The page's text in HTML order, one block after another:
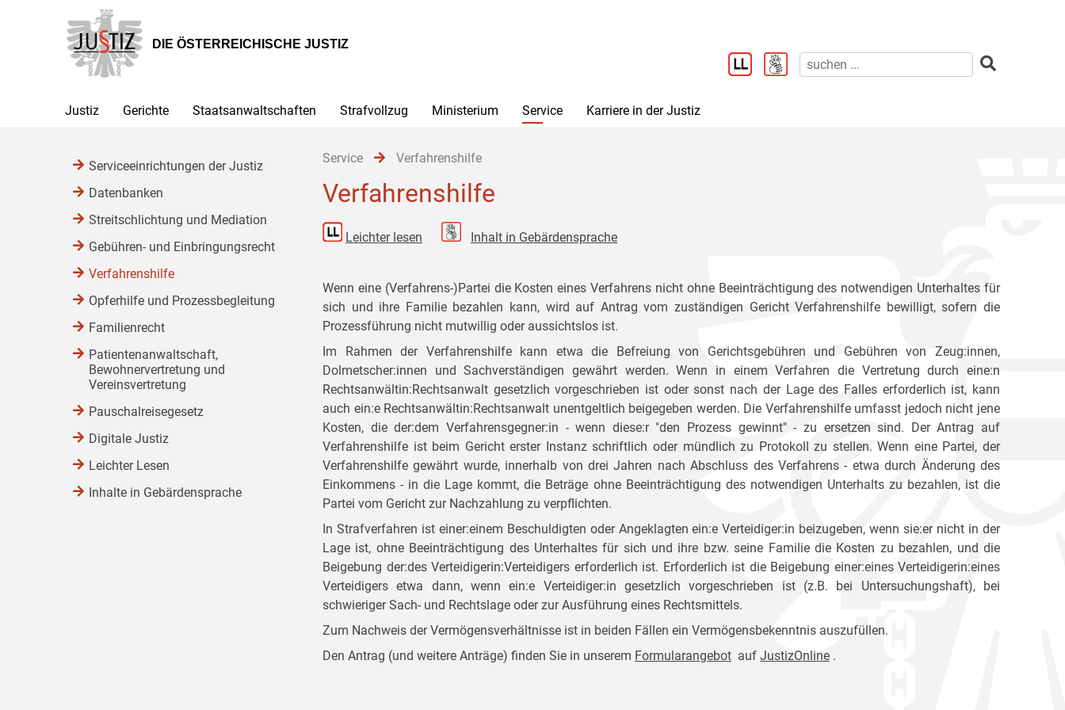
Hauptnavigation
[1]
Inhalt
[2]
Untermenü
[3]
DIE ÖSTERREICHISCHE JUSTIZ
Justiz Gerichte Staatsanwaltschaften Strafvollzug Ministerium Service Karriere in der Justiz
Service Verfahrenshilfe
Verfahrenshilfe
Leichter lesen Inhalt in Gebärdensprache
Wenn eine (Verfahrens-)Partei die Kosten eines Verfahrens nicht ohne Beeinträchtigung des notwendigen Unterhaltes für
sich und ihre Familie bezahlen kann, wird auf Antrag vom zuständigen Gericht Verfahrenshilfe bewilligt, sofern die
Prozessführung nicht mutwillig oder aussichtslos ist.
Im Rahmen der Verfahrenshilfe kann etwa die Befreiung von Gerichtsgebühren und Gebühren von Zeug:innen,
Dolmetscher:innen und Sachverständigen gewährt werden. Wenn in einem Verfahren die Vertretung durch eine:n
Rechtsanwältin:Rechtsanwalt gesetzlich vorgeschrieben ist oder sonst nach der Lage des Falles erforderlich ist, kann
auch ein:e Rechtsanwältin:Rechtsanwalt unentgeltlich beigegeben werden. Die Verfahrenshilfe umfasst jedoch nicht jene
Kosten, die der:dem Verfahrensgegner:in - wenn diese:r "den Prozess gewinnt" - zu ersetzen sind. Der Antrag auf
Verfahrenshilfe ist beim Gericht erster Instanz schriftlich oder mündlich zu Protokoll zu stellen. Wenn eine Partei, der
Verfahrenshilfe gewährt wurde, innerhalb von drei Jahren nach Abschluss des Verfahrens - etwa durch Änderung des
Einkommens - in die Lage kommt, die Beträge ohne Beeinträchtigung des notwendigen Unterhalts zu bezahlen, ist die
Partei vom Gericht zur Nachzahlung zu verpflichten.
In Strafverfahren ist einer:einem Beschuldigten oder Angeklagten ein:e Verteidiger:in beizugeben, wenn sie:er nicht in der
Lage ist, ohne Beeinträchtigung des Unterhaltes für sich und ihre bzw. seine Familie die Kosten zu bezahlen, und die
Beigebung der:des Verteidigerin:Verteidigers erforderlich ist. Erforderlich ist die Beigebung einer:eines Verteidigerin:eines
Verteidigers etwa dann, wenn ein:e Verteidiger:in gesetzlich vorgeschrieben ist (z.B. bei Untersuchungshaft), bei
schwieriger Sach- und Rechtslage oder zur Ausführung eines Rechtsmittels.
Zum Nachweis der Vermögensverhältnisse ist in beiden Fällen ein Vermögensbekenntnis auszufüllen.
Den Antrag (und weitere Anträge) finden Sie in unserem Formularangebot auf JustizOnline .
Serviceeinrichtungen der Justiz
Datenbanken
Streitschlichtung und Mediation
Gebühren- und Einbringungsrecht
Verfahrenshilfe
Opferhilfe und Prozessbegleitung
Familienrecht
Patientenanwaltschaft,
Bewohnervertretung und
Vereinsvertretung
Pauschalreisegesetz
Digitale Justiz
Leichter Lesen
Inhalte in Gebärdensprache